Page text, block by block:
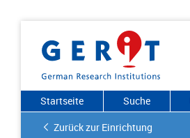
Startseite Suche
Zurück zur Einrichtung